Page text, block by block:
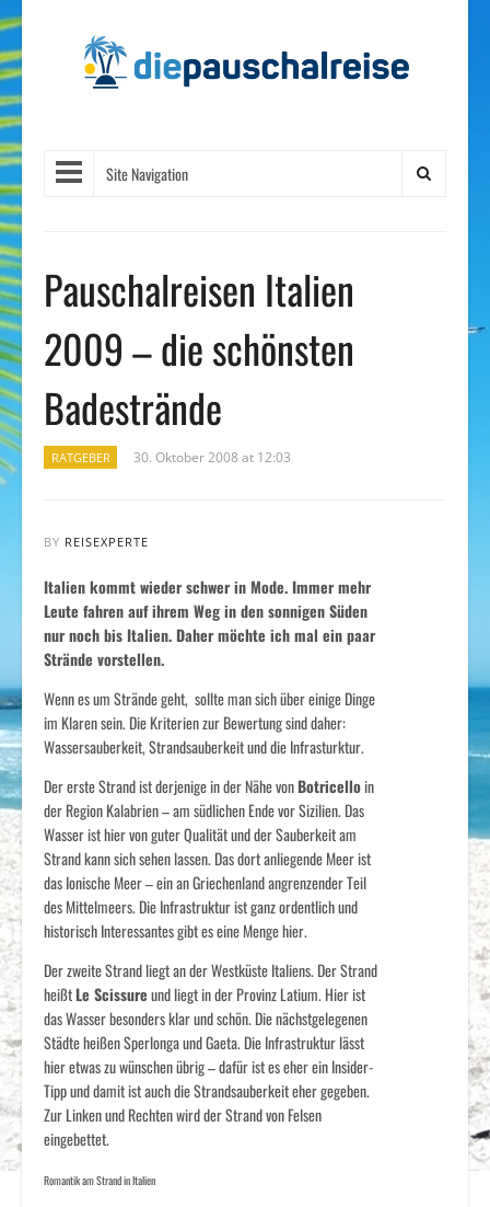
Site Navigation
Pauschalreisen Italien
2009 – die schönsten
Badestrände
RATGEBER 30. Oktober 2008 at 12:03
BY REISEXPERTE
Italien kommt wieder schwer in Mode. Immer mehr
Leute fahren auf ihrem Weg in den sonnigen Süden
nur noch bis Italien. Daher möchte ich mal ein paar
Strände vorstellen.
Wenn es um Strände geht, sollte man sich über einige Dinge
im Klaren sein. Die Kriterien zur Bewertung sind daher:
Wassersauberkeit, Strandsauberkeit und die Infrasturktur.
Der erste Strand ist derjenige in der Nähe vonBotricelloin
der Region Kalabrien – am südlichen Ende vor Sizilien. Das
Wasser ist hier von guter Qualität und der Sauberkeit am
Strand kann sich sehen lassen. Das dort anliegende Meer ist
das Ionische Meer – ein an Griechenland angrenzender Teil
des Mittelmeers. Die Infrastruktur ist ganz ordentlich und
historisch Interessantes gibt es eine Menge hier.
Der zweite Strand liegt an der Westküste Italiens. Der Strand
heißtLe Scissureund liegt in der Provinz Latium. Hier ist
das Wasser besonders klar und schön. Die nächstgelegenen
Städte heißen Sperlonga und Gaeta. Die Infrastruktur lässt
hier etwas zu wünschen übrig – dafür ist es eher ein Insider-
Tipp und damit ist auch die Strandsauberkeit eher gegeben.
Zur Linken und Rechten wird der Strand von Felsen
eingebettet.
Romantik am Strand in Italien